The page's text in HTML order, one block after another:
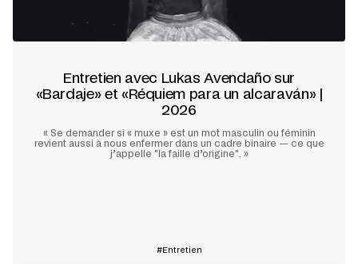
Entretien avec Lukas Avendaño sur
«Bardaje» et «Réquiem para un alcaraván» |
2026
« Se demander si « muxe » est un mot masculin ou féminin
revient aussi à nous enfermer dans un cadre binaire — ce que
j’appelle "la faille d’origine". »
Entretien